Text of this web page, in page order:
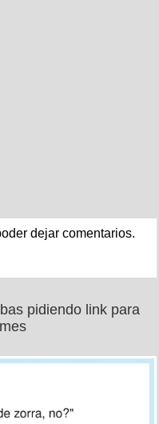
dejar comentarios.
pidiendo link para